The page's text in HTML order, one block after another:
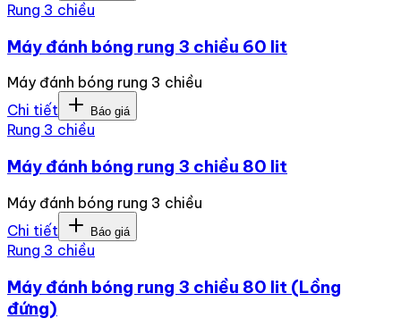
Rung 3 chiều
Máy đánh bóng rung 3 chiều 60 lit
Máy đánh bóng rung 3 chiều
Chi tiết
Báo giá
Rung 3 chiều
Máy đánh bóng rung 3 chiều 80 lit
Máy đánh bóng rung 3 chiều
Chi tiết
Báo giá
Rung 3 chiều
Máy đánh bóng rung 3 chiều 80 lit (Lồng
đứng)